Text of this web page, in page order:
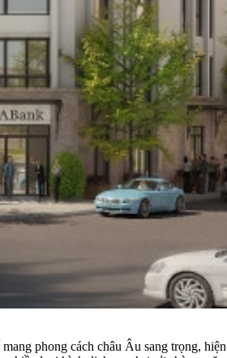
phong cách châu Âu sang trọng,